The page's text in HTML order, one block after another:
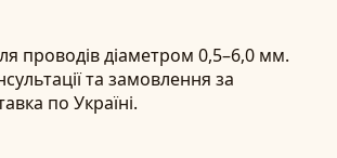
проводів діаметром 0,5–6,0 мм.
та замовлення за
по Україні.